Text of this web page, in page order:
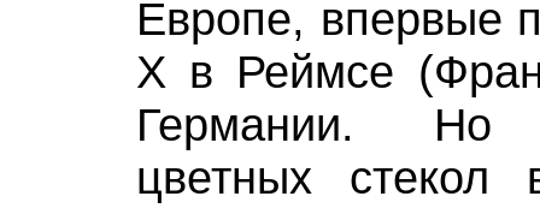
Европе, впервые
Х в Реймсе
Германии. Но
цветных